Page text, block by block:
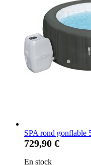
SPA rond
729,90 €
En stock